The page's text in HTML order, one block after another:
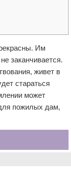
Им
заканчивается.
живет в
стараться
может
пожилых дам,